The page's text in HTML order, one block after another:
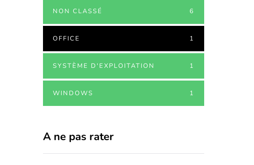
NON CLASSÉ 6
OFFICE 1
SYSTÈME D'EXPLOITATION 1
WINDOWS 1
A ne pas rater